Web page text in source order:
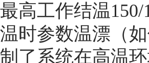
最高工作结温
温时参数温漂（
制了系统在高温